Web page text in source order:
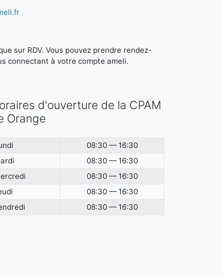
sur RDV. Vous pouvez prendre rendez-
connectant à votre compte ameli.
d'ouverture de la CPAM
Orange
08:30 — 16:30
08:30 — 16:30
08:30 — 16:30
08:30 — 16:30
08:30 — 16:30